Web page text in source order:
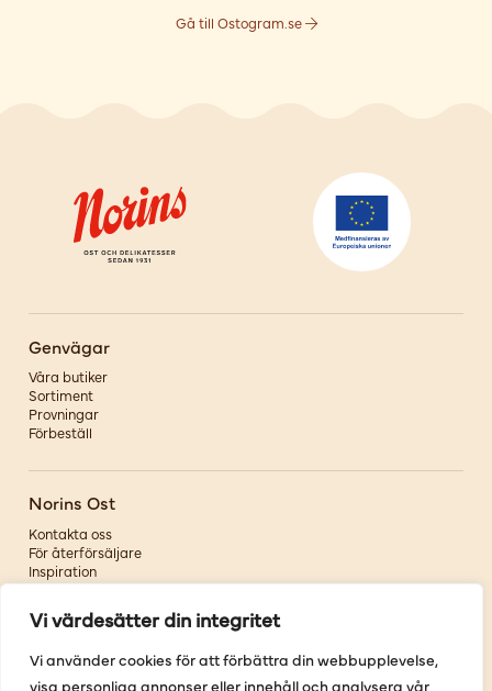
Vi värdesätter din integritet
Vi använder cookies för att förbättra din webbupplevelse,
visa personliga annonser eller innehåll och analysera vår
Gå till Ostogram.se
Genvägar
Våra butiker
Sortiment
Provningar
Förbeställ
Norins Ost
Kontakta oss
För återförsäljare
Inspiration
Om oss
Följ oss